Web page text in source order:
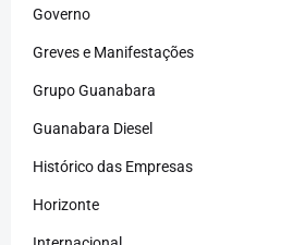
Governo
Greves e Manifestações
Grupo Guanabara
Guanabara Diesel
Histórico das Empresas
Horizonte